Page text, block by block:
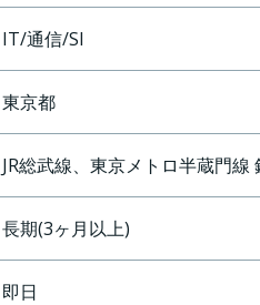
IT/通信/SI
東京都
JR総武線、東京メトロ半蔵門線
長期(3ヶ月以上)
即日